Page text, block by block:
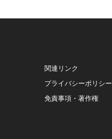
関連リンク
プライバシーポリシー
免責事項・著作権